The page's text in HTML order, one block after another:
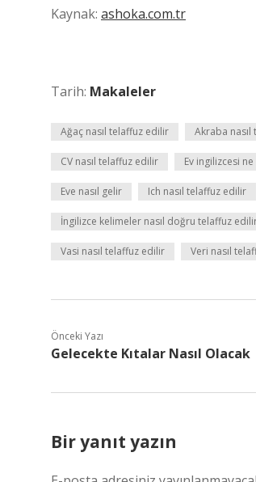
Kaynak: ashoka.com.tr
Tarih: Makaleler
Ağaç nasıl telaffuz edilir Akraba
CV nasıl telaffuz edilir Ev ingilizcesi ne
Eve nasıl gelir Ich nasıl telaffuz edilir
İngilizce kelimeler nasıl doğru telaffuz
Vasi nasıl telaffuz edilir Veri nasıl
Önceki Yazı
Gelecekte Kıtalar Nasıl Olacak
Bir yanıt yazın